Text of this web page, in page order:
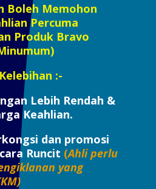
Boleh Memohon
Percuma
Produk Bravo
:-
Lebih Rendah &
Keahlian.
dan promosi
Runcit (Ahli perlu
yang